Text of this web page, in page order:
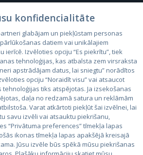
konfidencialitāte
glabājam un piekļūstam personas
datiem vai unikālajiem
ierīcē. Izvēloties opciju “Es piekrītu”, tiek
tehnoloģijas, kas atbalsta zem virsraksta
apstrādājam datus, lai sniegtu” norādītos
opciju “Noraidīt visu” vai atsaucot
tehnoloģijas tiks atspējotas. Ja izsekošanas
daļa no redzamā satura un reklāmām
Varat atkārtoti piekļūt šai izvēlnei, lai
savu izvēli vai atsauktu piekrišanu,
“Privātuma preferences” tīmekļa lapas
ikonas tīmekļa lapas apakšējā kreisajā
Jūsu izvēle būs spēkā mūsu piekrišanas